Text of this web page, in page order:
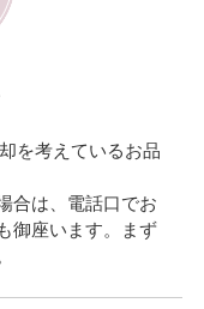
を考えているお品
合は、電話口でお
御座います。まず